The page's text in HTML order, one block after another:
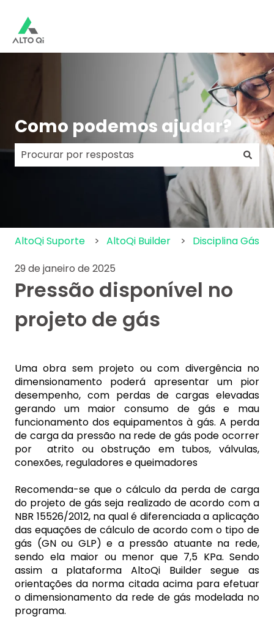
Como podemos ajudar?
Não há sugestões porque o campo de pesquisa
AltoQi Suporte AltoQi Builder
Disciplina Gás
29 de janeiro de 2025
Pressão disponível no
projeto de gás
Uma obra sem projeto ou com divergência no
dimensionamento poderá apresentar um pior
desempenho, com perdas de cargas elevadas
gerando um maior consumo de gás e mau
funcionamento dos equipamentos à gás. A perda
de carga da pressão na rede de gás pode ocorrer
por atrito ou obstrução em tubos, válvulas,
conexões, reguladores e queimadores
Recomenda-se que o cálculo da perda de carga
do projeto de gás seja realizado de acordo com a
NBR 15526/2012, na qual é diferenciada a aplicação
das equações de cálculo de acordo com o tipo de
gás (GN ou GLP) e a pressão atuante na rede,
sendo ela maior ou menor que 7,5 KPa. Sendo
assim a plataforma AltoQi Builder segue as
orientações da norma citada acima para efetuar
o dimensionamento da rede de gás modelada no
programa.